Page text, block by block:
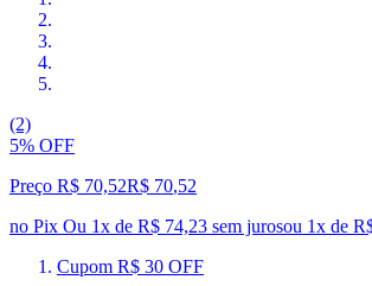
(2)
5% OFF
Preço R$ 70,52R$ 70,52
no Pix Ou 1x de R$ 74,23 sem jurosou 1x de
Cupom R$ 30 OFF